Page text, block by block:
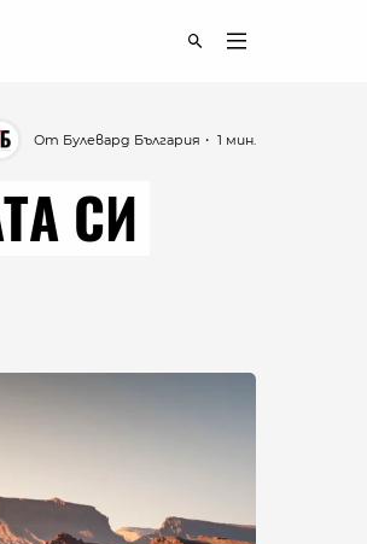
・ 1 мин.
От Булевард България
СИ